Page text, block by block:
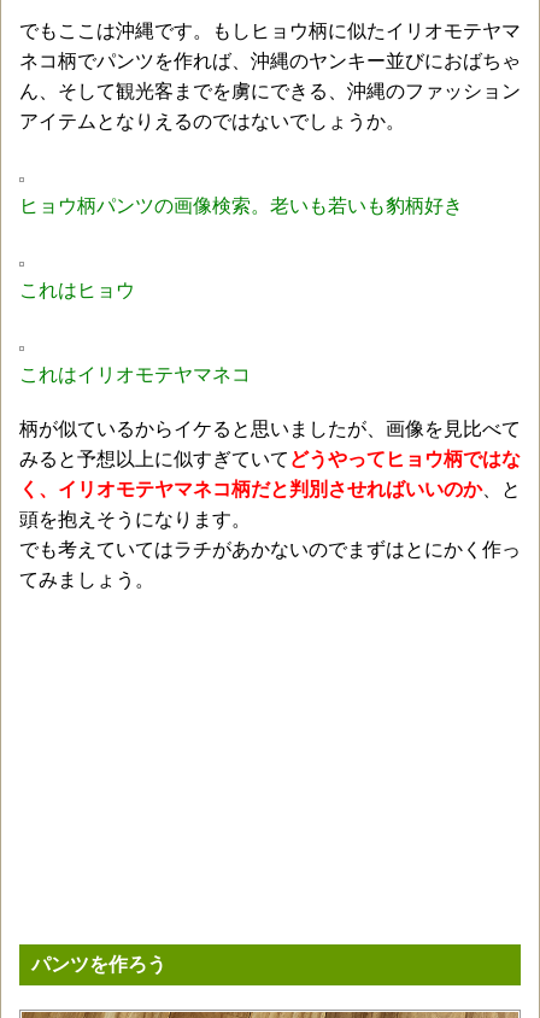
でもここは沖縄です。もしヒョウ柄に似たイリオモテヤマ
ネコ柄でパンツを作れば、沖縄のヤンキー並びにおばちゃ
ん、そして観光客までを虜にできる、沖縄のファッション
アイテムとなりえるのではないでしょうか。
ヒョウ柄パンツの画像検索。老いも若いも豹柄好き
これはヒョウ
これはイリオモテヤマネコ
柄が似ているからイケると思いましたが、画像を見比べて
みると予想以上に似すぎていて どうやってヒョウ柄ではな
く、イリオモテヤマネコ柄だと判別させればいいのか、と
頭を抱えそうになります。
でも考えていてはラチがあかないのでまずはとにかく作っ
てみましょう。
パンツを作ろう